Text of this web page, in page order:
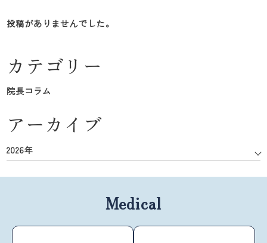
投稿がありませんでした。
カテゴリー
院長コラム
アーカイブ
2026年
Medical